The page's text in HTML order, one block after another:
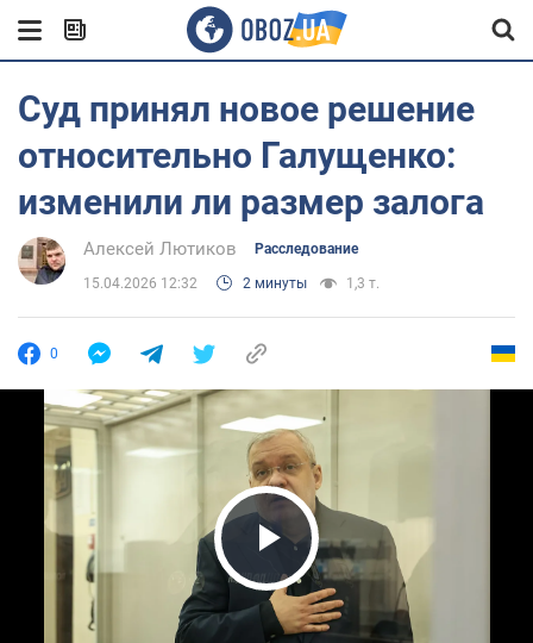
Суд принял новое решение
относительно Галущенко:
изменили ли размер залога
Алексей Лютиков Расследование
15.04.2026 12:32 2 минуты 1,3 т.
0
Play Video